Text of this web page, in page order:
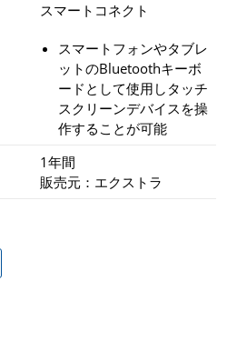
スマートコネク ト
スマートフォンやタブレ
ットのBluetoothキーボ
ードとして使用しタッチ
スクリーンデバイスを操
作することが可能
1年間
販売元：エクストラ